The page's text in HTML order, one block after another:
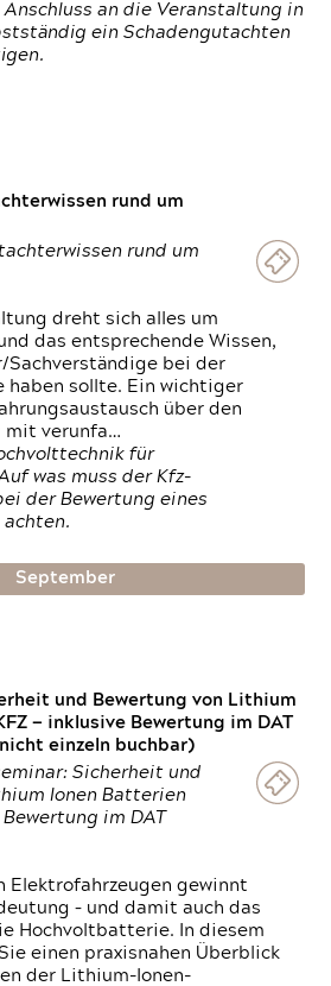
Anschluss an die Veranstaltung in
ein Schadengutachten
rund um
rund um
dreht sich alles um
das entsprechende Wissen,
Sachverständige bei der
haben sollte. Ein wichtiger
über den
mit verunfa…
für
was muss der Kfz-
der Bewertung eines
achten.
September
und Bewertung von Lithium
— inklusive Bewertung im DAT
einzeln buchbar)
Sicherheit und
Ionen Batterien
im DAT
Elektrofahrzeugen gewinnt
– und damit auch das
Hochvoltbatterie. In diesem
einen praxisnahen Überblick
der Lithium-Ionen-